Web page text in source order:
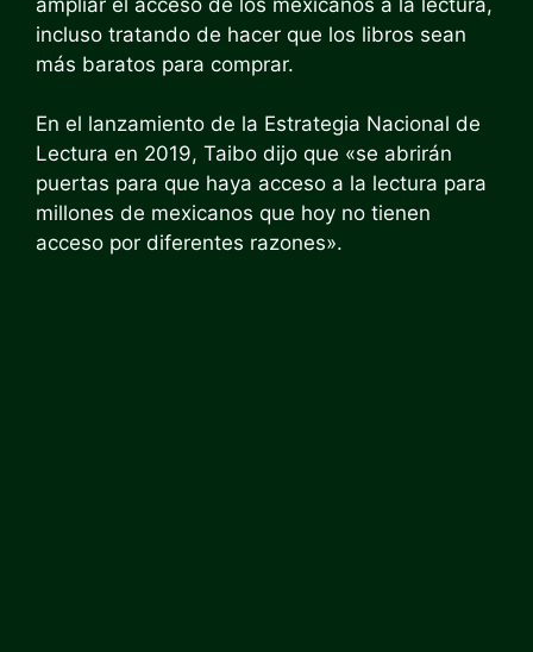
incluso tratando de hacer que los libros sean
más baratos para comprar.
En el lanzamiento de la Estrategia Nacional de
Lectura en 2019, Taibo dijo que «se abrirán
puertas para que haya acceso a la lectura para
millones de mexicanos que hoy no tienen
acceso por diferentes razones».